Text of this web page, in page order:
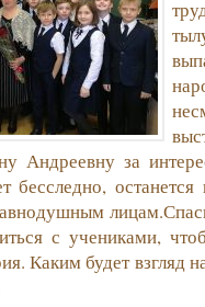
Андреевну за
бесследно,
с учениками,
Каким будет взгляд